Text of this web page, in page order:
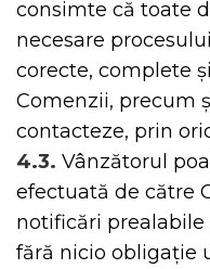
consimte că toate
necesare
corecte, complete
Comenzii, precum
contacteze, prin
4.3. Vânzătorul
efectuată de către
notificări
fără nicio obligație